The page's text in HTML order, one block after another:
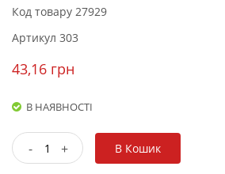
Код товару 27929
Артикул 303
43,16 грн
В НАЯВНОСТІ
- + В Кошик